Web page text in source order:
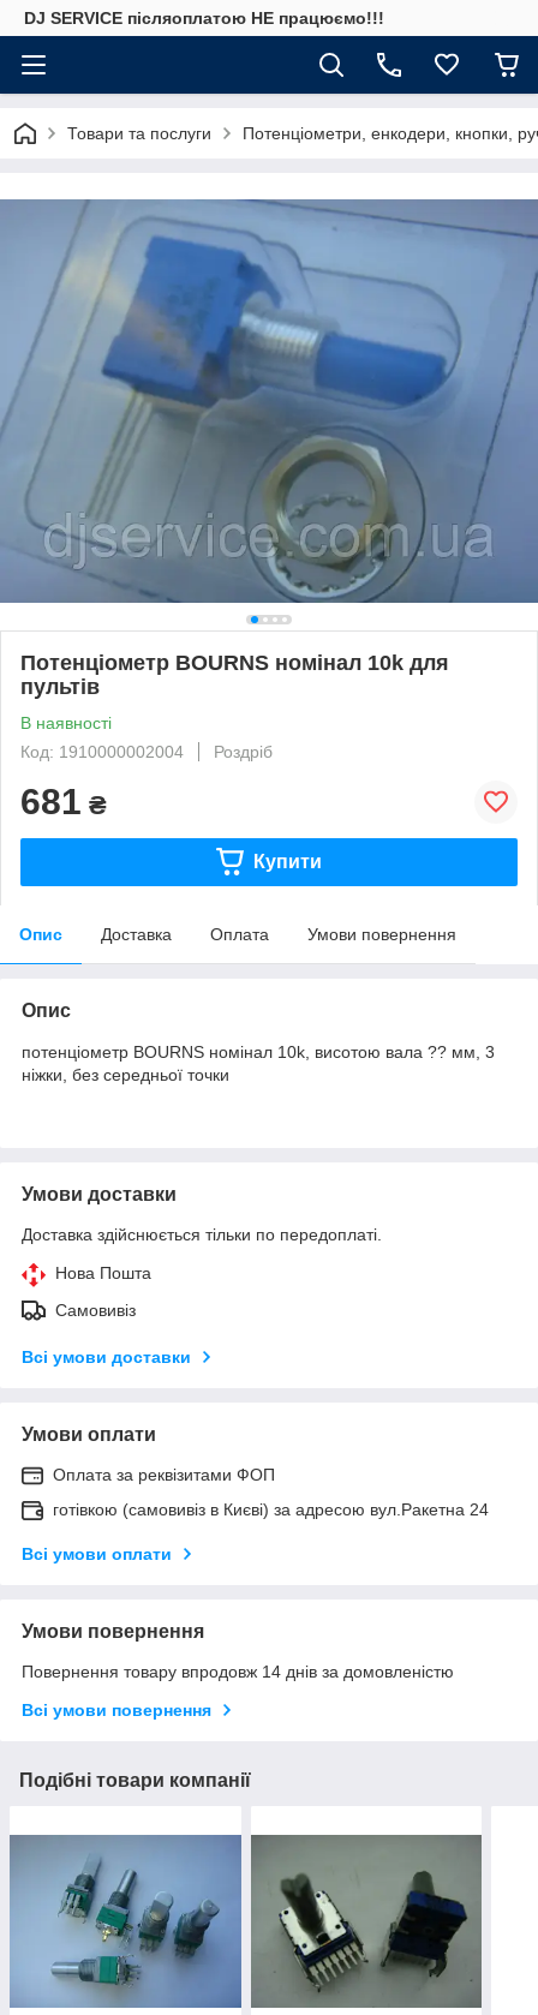
DJ SERVICE пiсляоплатою НЕ працюємо!!!
Товари та послуги Потенціометри, енкодери, кнопки,
Потенціометр BOURNS номінал 10k для
пультів
В наявності
Код: 1910000002004
Роздріб
681 ₴
Купити
Опис Доставка Оплата Умови повернення
Опис
потенціометр BOURNS номінал 10k, висотою вала ?? мм, 3
ніжки, без середньої точки
Умови доставки
Доставка здійснюється тільки по передоплаті.
Нова Пошта
Самовивіз
Всі умови доставки
Умови оплати
Оплата за реквізитами ФОП
готівкою (самовивіз в Києві) за адресою вул.Ракетна 24
Всі умови оплати
Умови повернення
Повернення товару впродовж 14 днів за домовленістю
Всі умови повернення
Подібні товари компанії